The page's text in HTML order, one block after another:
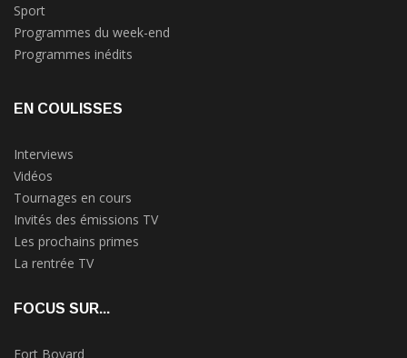
Sport
Programmes du week-end
Programmes inédits
EN COULISSES
Interviews
Vidéos
Tournages en cours
Invités des émissions TV
Les prochains primes
La rentrée TV
FOCUS SUR...
Fort Boyard